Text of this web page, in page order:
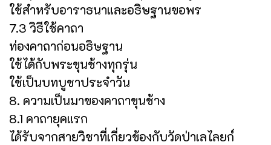
ใช้สำหรับอาราธนาและอธิษฐานขอพร
7.3 วิธีใช้คาถา
ท่องคาถาก่อนอธิษฐาน
ใช้ได้กับพระขุนช้างทุกรุ่น
ใช้เป็นบทบูชาประจำวัน
8. ความเป็นมาของคาถาขุนช้าง
8.1 คาถายุคแรก
ได้รับจากสายวิชาที่เกี่ยวข้องกับวัดป่าเลไลยก์